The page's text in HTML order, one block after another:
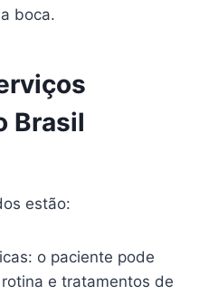
boca.
Brasil
estão:
o paciente pode
e tratamentos de